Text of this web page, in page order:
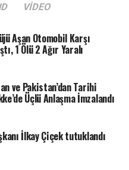
VIDEO
Aşan Otomobil Karşı
1 Ölü 2 Ağır Yaralı
ve Pakistan’dan Tarihi
Üçlü Anlaşma İmzalandı
İlkay Çiçek tutuklandı